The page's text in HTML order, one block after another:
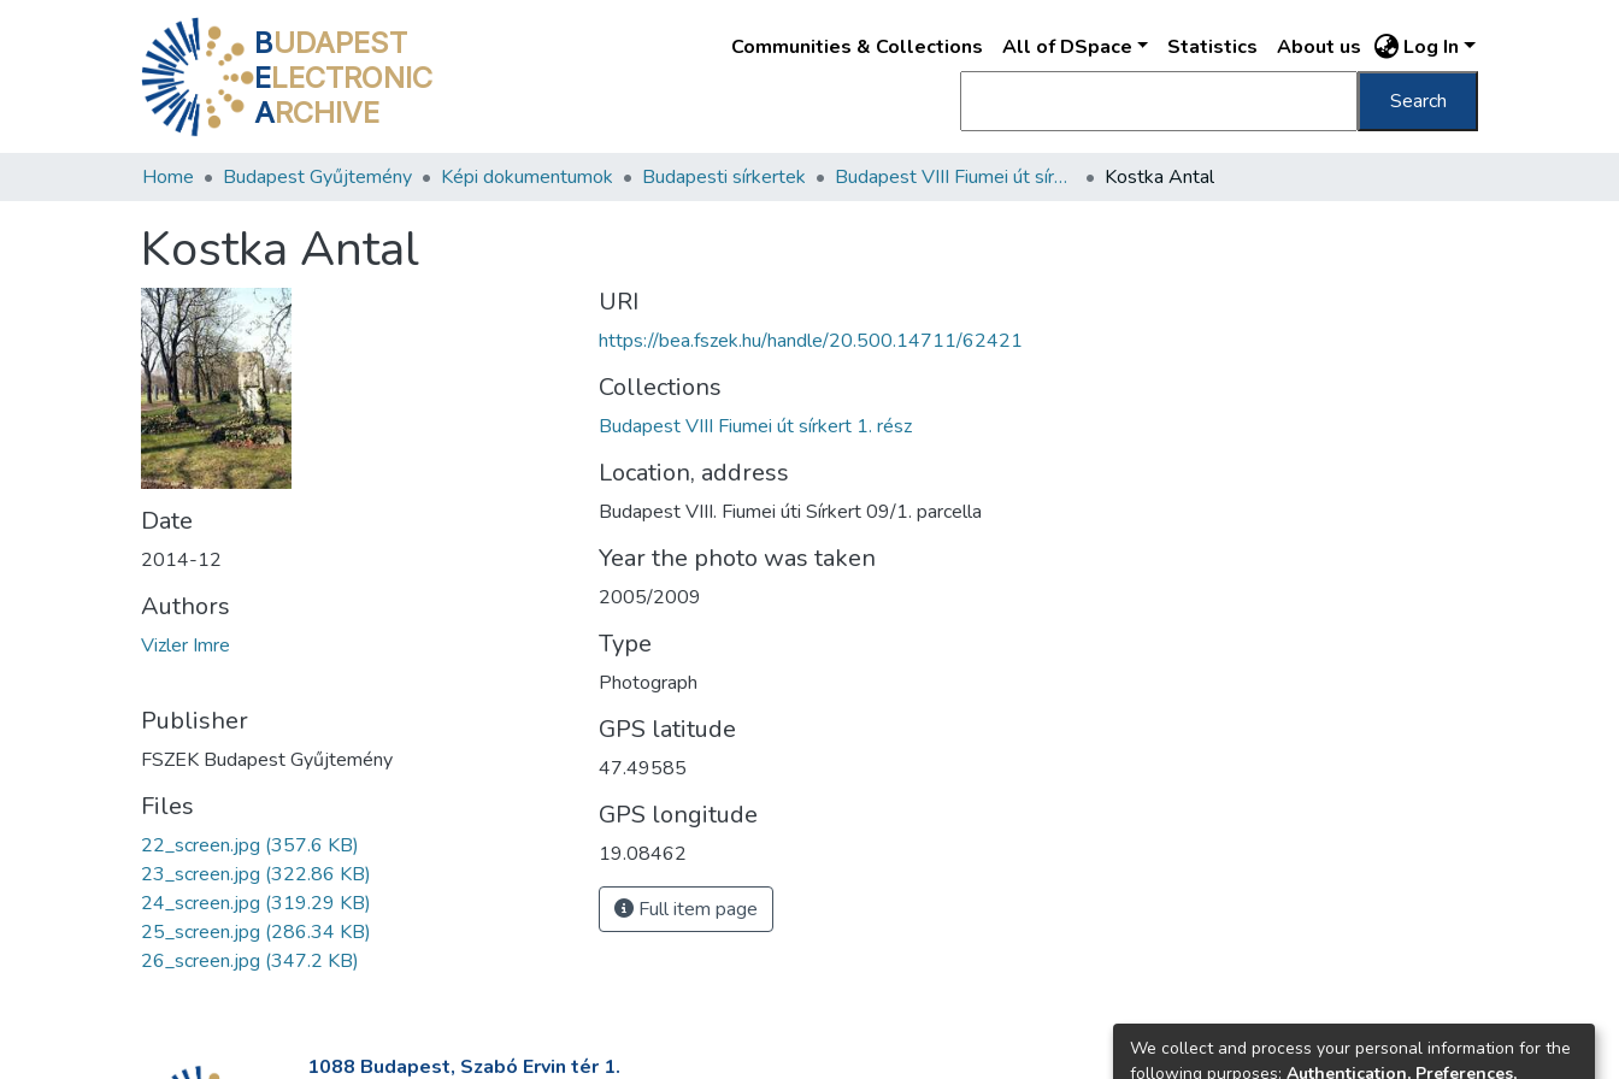
BUDAPEST
ELECTRONIC
ARCHIVE
Communities & Collections All of DSpace Statistics About us Log In
Search
Home Budapest Gyűjtemény Képi dokumentumok Budapesti sírkertek Budapest VIII Fiumei út sírkert 1. rész Kostka Antal
Kostka Antal
Date
2014-12
Authors
Vizler Imre
Publisher
FSZEK Budapest Gyűjtemény
Files
22_screen.jpg (357.6 KB)
23_screen.jpg (322.86 KB)
24_screen.jpg (319.29 KB)
25_screen.jpg (286.34 KB)
26_screen.jpg (347.2 KB)
URI
https://bea.fszek.hu/handle/20.500.14711/62421
Collections
Budapest VIII Fiumei út sírkert 1. rész
Location, address
Budapest VIII. Fiumei úti Sírkert 09/1. parcella
Year the photo was taken
2005/2009
Type
Photograph
GPS latitude
47.49585
GPS longitude
19.08462
Full item page
1088 Budapest, Szabó Ervin tér 1.
We collect and process your personal information for the
following purposes: Authentication, Preferences,